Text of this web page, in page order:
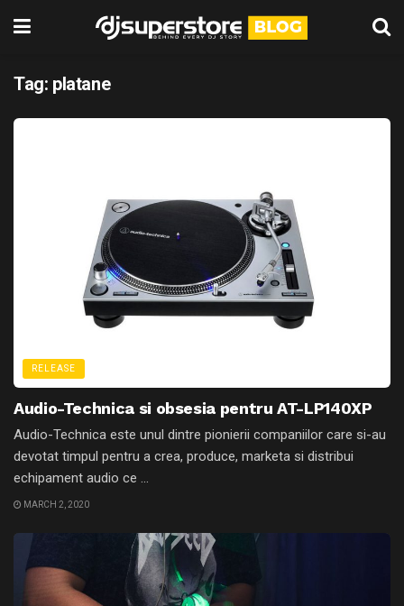
Tag: platane
RELEASE
Audio-Technica si obsesia pentru AT-LP140XP
Audio-Technica este unul dintre pionierii companiilor care si-au
devotat timpul pentru a crea, produce, marketa si distribui
echipament audio ce ...
MARCH 2, 2020